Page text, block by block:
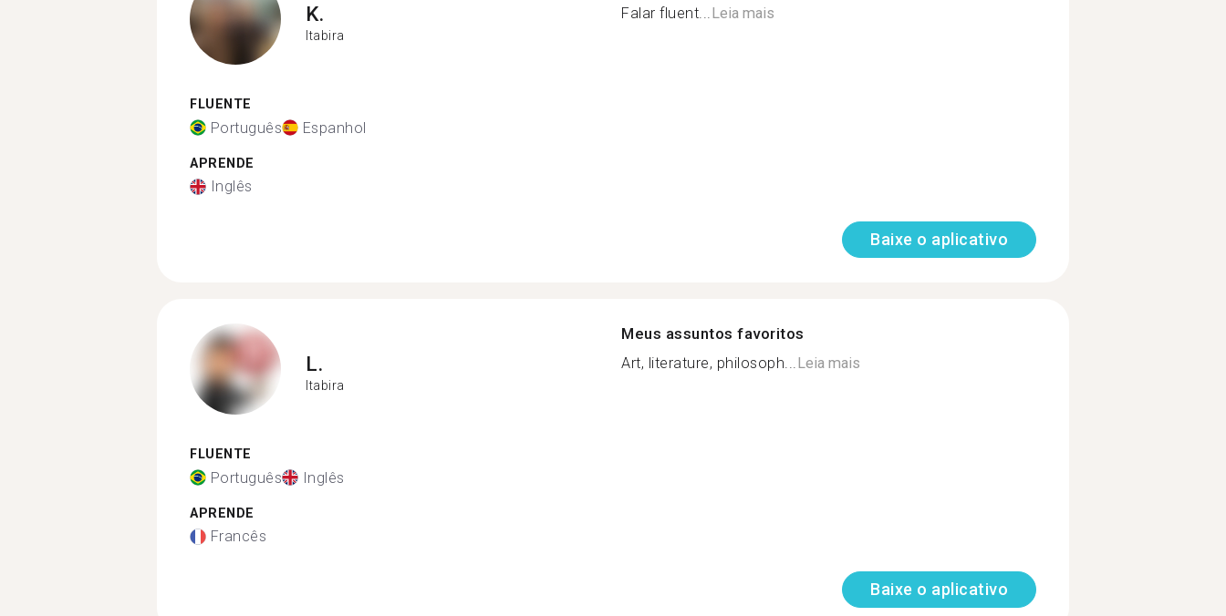
K.
Itabira
FLUENTE
Português Espanhol
APRENDE
Inglês
Falar fluent...Leia mais
Baixe o aplicativo
L.
Itabira
FLUENTE
Português Inglês
APRENDE
Francês
Meus assuntos favoritos
Art, literature, philosoph...Leia mais
Baixe o aplicativo